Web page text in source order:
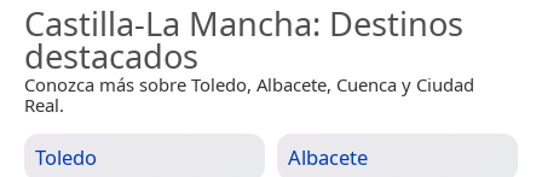
Castilla-La Mancha: Destinos
destacados
Conozca más sobre Toledo, Albacete, Cuenca y Ciudad
Real.
Toledo Albacete